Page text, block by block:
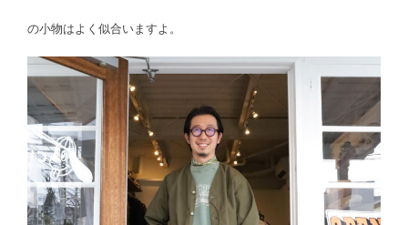
の小物はよく似合いますよ。